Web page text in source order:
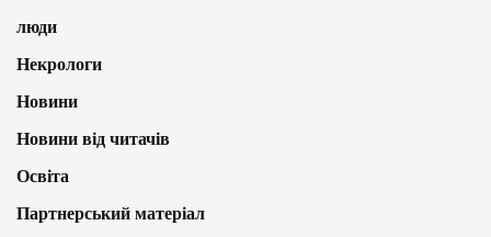
люди
Некрологи
Новини
Новини від читачів
Освіта
Партнерський матеріал